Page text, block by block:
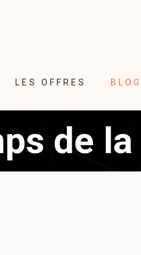
LES OFFRES BLOG
de